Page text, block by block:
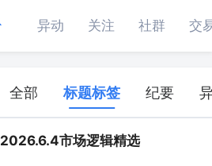
异动 关注 社群 交
全部 标题标签 纪要
2026.6.4市场逻辑精选